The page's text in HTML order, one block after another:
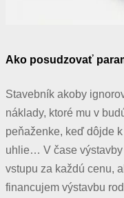
Ako posudzovať
Stavebník akoby
náklady, ktoré mu v
peňaženke, keď dôjde
uhlie… V čase
vstupu za každú cenu,
financujem výstavbu